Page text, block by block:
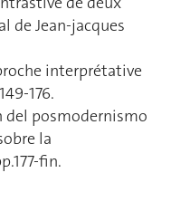
de Jean-jacques
interprétative
176.
del posmodernismo
la
fin.